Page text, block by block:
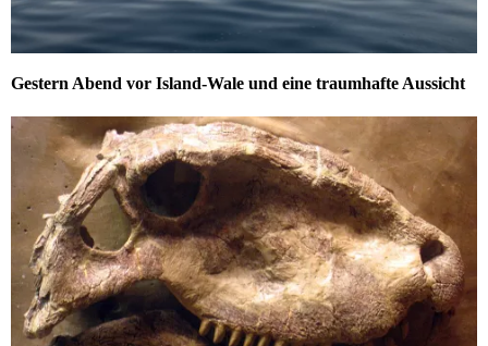
Gestern Abend vor Island-Wale und eine traumhafte Aussicht